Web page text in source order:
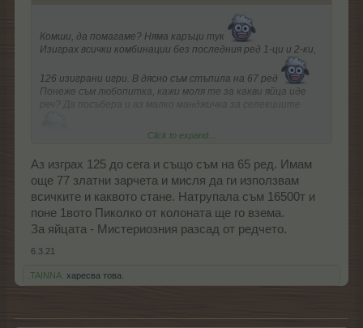
Комши, да помагаме? Няма каръци тук
Изиграх всички комбинации без последния ред 1-ци и 2-ки,
126 изиграни игри. В дясно съм стъпила на 67 ред
Понеже съм любопитка, кажи моля те за какви яйца иде
реч? Да посъбера и аз малко манджичка за селекциите
Click to expand...
Аз изграх 125 до сега и също съм на 65 ред. Имам
още 77 златни зарчета и мисля да ги използвам
всичките и каквото стане. Натрупала съм 16500т и
поне 1вото Пиколко от колоната ще го взема.
За яйцата - Мистериозния разсад от редчето.
6.3.21
.TAINNA. харесва това.